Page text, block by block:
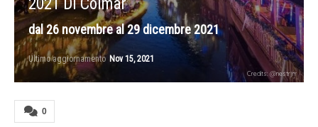
2021 Di Colmar
dal 26 novembre al 29 dicembre 2021
Ultimo aggiornamento Nov 15, 2021
Credits: @nestrjrr
0